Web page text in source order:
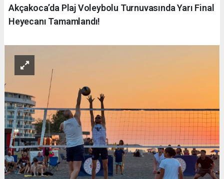
Akçakoca’da Plaj Voleybolu Turnuvasında Yarı Final
Heyecanı Tamamlandı!